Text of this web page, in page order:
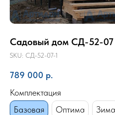
Садовый дом СД-52-07
SKU: СД-52-07-1
789 000 р.
Комплектация
Базовая
Оптима Зима